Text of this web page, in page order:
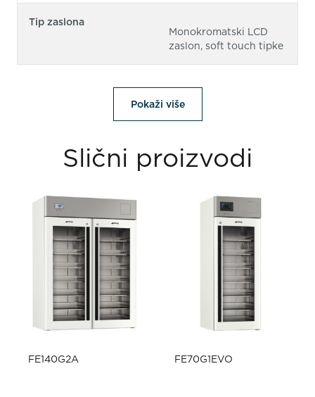
Tip zaslona
Monokromatski LCD
zaslon, soft touch tipke
Pokaži više
Slični proizvodi
FE140G2A FE70G1EVO